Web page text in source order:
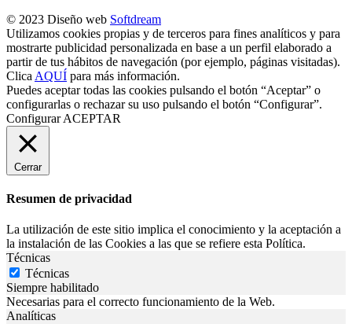
© 2023 Diseño web Softdream
Utilizamos cookies propias y de terceros para fines analíticos y para
mostrarte publicidad personalizada en base a un perfil elaborado a
partir de tus hábitos de navegación (por ejemplo, páginas visitadas).
Clica AQUÍ para más información.
Puedes aceptar todas las cookies pulsando el botón “Aceptar” o
configurarlas o rechazar su uso pulsando el botón “Configurar”.
Configurar ACEPTAR
Cerrar
Resumen de privacidad
La utilización de este sitio implica el conocimiento y la aceptación a
la instalación de las Cookies a las que se refiere esta Política.
Técnicas
Técnicas
Siempre habilitado
Necesarias para el correcto funcionamiento de la Web.
Analíticas